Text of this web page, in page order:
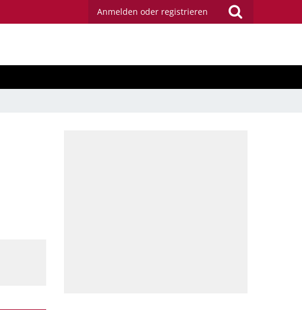
Anmelden oder registrieren